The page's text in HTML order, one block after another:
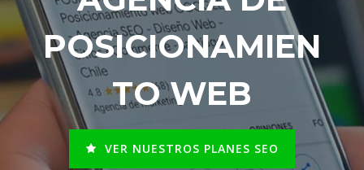
POSICIONAMIEN
TO WEB
VER NUESTROS PLANES SEO